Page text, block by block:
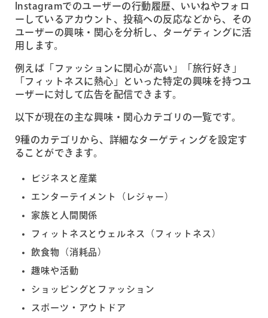
Instagramでのユーザーの行動履歴、いいねやフォロ
ーしているアカウント、投稿への反応などから、その
ユーザーの興味・関心を分析し、ターゲティングに活
用します。
例えば「ファッションに関心が高い」「旅行好き」
「フィットネスに熱心」といった特定の興味を持つユ
ーザーに対して広告を配信できます。
以下が現在の主な興味・関心カテゴリの一覧です。
9種のカテゴリから、詳細なターゲティングを設定す
ることができます。
ビジネスと産業
エンターテイメント（レジャー）
家族と人間関係
フィットネスとウェルネス（フィットネス）
飲食物（消耗品）
趣味や活動
ショッピングとファッション
スポーツ・アウトドア